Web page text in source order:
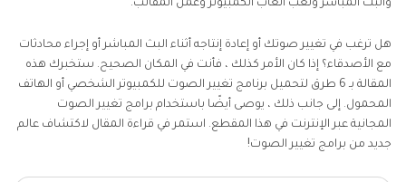
والبث المباشر ولعب ألعاب الكمبيوتر وعمل المقالب.
هل ترغب في تغيير صوتك أو إعادة إنتاجه أثناء البث المباشر أو إجراء محادثات
مع الأصدقاء؟ إذا كان الأمر كذلك ، فأنت في المكان الصحيح. ستخبرك هذه
المقالة بـ 6 طرق لتحميل برنامج تغيير الصوت للكمبيوتر الشخصي أو الهاتف
المحمول. إلى جانب ذلك ، يوصى أيضًا باستخدام برامج تغيير الصوت
المجانية عبر الإنترنت في هذا المقطع. استمر في قراءة المقال لاكتشاف عالم
جديد من برامج تغيير الصوت!